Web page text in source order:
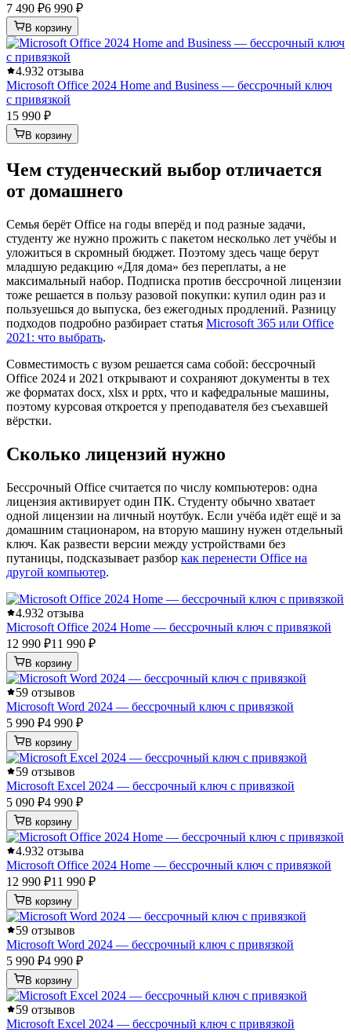
7 490 ₽6 990 ₽
В корзину
4.932 отзыва
Microsoft Office 2024 Home and Business — бессрочный ключ
с привязкой
15 990 ₽
В корзину
Чем студенческий выбор отличается
от домашнего
Семья берёт Office на годы вперёд и под разные задачи,
студенту же нужно прожить с пакетом несколько лет учёбы и
уложиться в скромный бюджет. Поэтому здесь чаще берут
младшую редакцию «Для дома» без переплаты, а не
максимальный набор. Подписка против бессрочной лицензии
тоже решается в пользу разовой покупки: купил один раз и
пользуешься до выпуска, без ежегодных продлений. Разницу
подходов подробно разбирает статья Microsoft 365 или Office
2021: что выбрать.
Совместимость с вузом решается сама собой: бессрочный
Office 2024 и 2021 открывают и сохраняют документы в тех
же форматах docx, xlsx и pptx, что и кафедральные машины,
поэтому курсовая откроется у преподавателя без съехавшей
вёрстки.
Сколько лицензий нужно
Бессрочный Office считается по числу компьютеров: одна
лицензия активирует один ПК. Студенту обычно хватает
одной лицензии на личный ноутбук. Если учёба идёт ещё и за
домашним стационаром, на вторую машину нужен отдельный
ключ. Как развести версии между устройствами без
путаницы, подсказывает разбор как перенести Office на
другой компьютер.
4.932 отзыва
Microsoft Office 2024 Home — бессрочный ключ с привязкой
12 990 ₽11 990 ₽
В корзину
59 отзывов
Microsoft Word 2024 — бессрочный ключ с привязкой
5 990 ₽4 990 ₽
В корзину
59 отзывов
Microsoft Excel 2024 — бессрочный ключ с привязкой
5 090 ₽4 990 ₽
В корзину
4.932 отзыва
Microsoft Office 2024 Home — бессрочный ключ с привязкой
12 990 ₽11 990 ₽
В корзину
59 отзывов
Microsoft Word 2024 — бессрочный ключ с привязкой
5 990 ₽4 990 ₽
В корзину
59 отзывов
Microsoft Excel 2024 — бессрочный ключ с привязкой